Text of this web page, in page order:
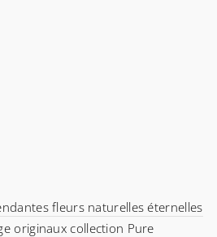
fleurs naturelles éternelles
originaux collection Pure